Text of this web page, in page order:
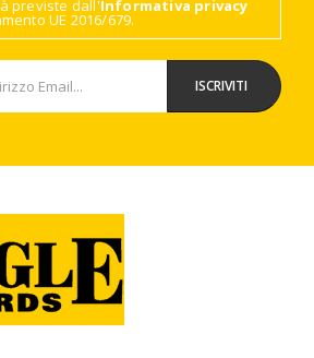
previste dall'Informativa privacy
UE 2016/679.